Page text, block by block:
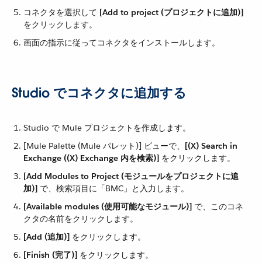
コネクタを選択して ​ [Add to project (プロジェクトに追加)]
をクリックします。
画面の指示に従ってコネクタをインストールします。
Studio でコネクタに追加する
Studio で Mule プロジェクトを作成します。
[Mule Palette (Mule パレット)] ビューで、​ [(X) Search in
Exchange ((X) Exchange 内を検索)] ​ をクリックします。
[Add Modules to Project (モジュールをプロジェクトに追
加)] ​ で、検索項目に「BMC」と入力します。
[Available modules (使用可能なモジュール)] ​ で、このコネ
クタの名前をクリックします。
[Add (追加)] ​ をクリックします。
[Finish (完了)] ​ をクリックします。